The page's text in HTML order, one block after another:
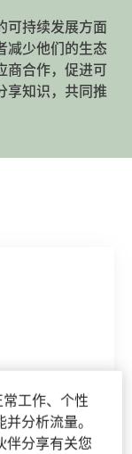
可持续发展方面
减少他们的生态
商合作，促进可
享知识，共同推
工作、个性
分析流量。
伴分享有关您